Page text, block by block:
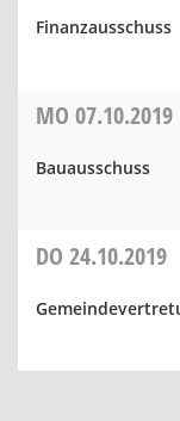
Finanzausschuss
MO 07.10.2019
Bauausschuss
DO 24.10.2019